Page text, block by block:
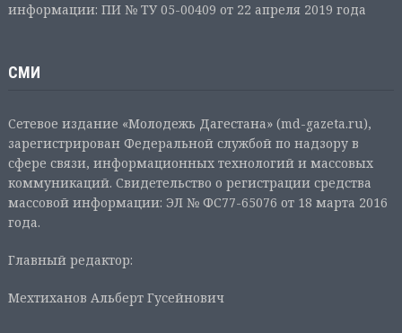
информации: ПИ № ТУ 05-00409 от 22 апреля 2019 года
СМИ
Сетевое издание «Молодежь Дагестана» (md-gazeta.ru),
зарегистрирован Федеральной службой по надзору в
сфере связи, информационных технологий и массовых
коммуникаций. Свидетельство о регистрации средства
массовой информации: ЭЛ № ФС77-65076 от 18 марта 2016
года.
Главный редактор:
Мехтиханов Альберт Гусейнович